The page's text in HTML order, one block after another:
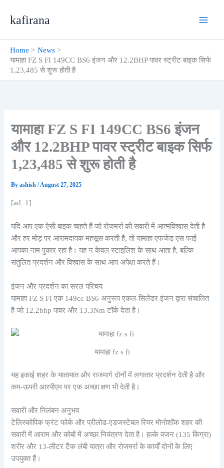
kafirana
Home
News
यामाहा FZ S FI 149CC BS6 इंजन और 12.2BHP पावर स्ट्रीट बाइक सिर्फ
1,23,485 से शुरू होती है
यामाहा FZ S FI 149CC BS6 इंजन
और 12.2BHP पावर स्ट्रीट बाइक सिर्फ
1,23,485 से शुरू होती है
Byashish/August 27, 2025
[ad_1]
यदि आप एक ऐसी बाइक चाहते हैं जो रोजमर्रा की सवारी में आत्मविश्वास देती है
और हर मोड़ पर आरामदायक महसूस करती है, तो यामाहा एफजेड एस फाई
आपका नाम पुकार रहा है। यह न केवल स्टाइलिश के साथ आता है, बल्कि
संतुलित प्रदर्शन और विश्वास के साथ आप अपेक्षा करते हैं।
इंजन और प्रदर्शन का सरल परिचय
यामाहा FZ S FI एक 149cc BS6 अनुरूप एकल-सिलेंडर इंजन द्वारा संचालित
है जो 12.2bhp पावर और 13.3Nm टॉर्क देता है।
यामाहा fz s fi
यह इकाई शहर के यातायात और राजमार्ग दोनों में लगातार प्रदर्शन देती है और
कम-ऊपरी आरपीएम पर एक अच्छा क्षण भी देती है।
सवारी और निलंबन अनुभव
टेलिस्कोपिक फ्रंट फोर्क और प्रीलोड-एडजस्टेबल रियर मोनोशॉक शहर की
सवारी में आराम और कोबों में अच्छा नियंत्रण देता है। हल्के वजन (135 किग्रा)
शरीर और 13-लीटर टैंक लंबी यात्रा और रोजमर्रा के कार्यों दोनों के लिए
उपयुक्त हैं।